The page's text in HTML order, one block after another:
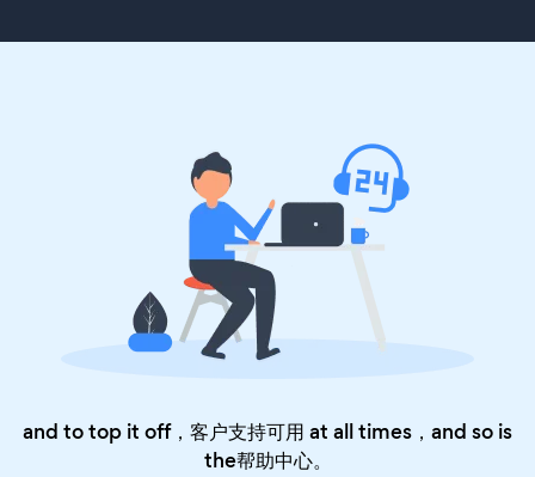
and to top it off，客户支持可用 at all times，and so is
the帮助中心。